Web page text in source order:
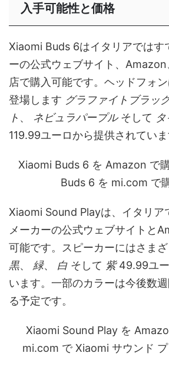
入手可能性と価格
Xiaomi Buds 6はイタリアではす
ーの公式ウェブサイト、
店で購入可能です。ヘッドフォ
登場します グラファイトブラッ
ト 、 ネビュラパープルそして
119.99ユーロから提供されていま
Xiaomi Buds 6 を Amazon で
Buds 6 を mi.com で
Xiaomi Sound Playは、イタリア
メーカーの公式ウェブサイトと
可能です。スピーカーにはさま
黒、 緑、 白 そして 紫49.99ユー
います。一部のカラーは今後数
る予定です。
Xiaomi Sound Play を
mi.com で Xiaomi サウンド